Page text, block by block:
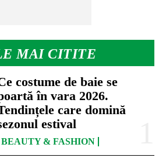
MAI CITITE
costume de baie se
în vara 2026.
care domină
estival
BEAUTY & FASHION